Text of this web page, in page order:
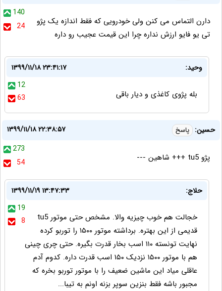
140
24
دارن التماس می کنن ولی خودرویی که فقط اندازه یک پژو
تی یو فایو ارزش نداره چرا این قیمت عجیب رو داره
وحید:
۱۳۹۹/۱۱/۱۸ ۲۳:۴۱:۱۷
12
63
بله پژوی کاغذی و دیار باقی
حسین: پاسخ
۱۳۹۹/۱۱/۱۸ ۲۲:۳۸:۵۷
273
54
پژو tu5 +++ شاهین ---
حلاج:
۱۳۹۹/۱۱/۱۹ ۱۳:۴۷:۳۳
19
8
خجالت هم خوب چیزیه والا. مشخص حتی موتور tu5
قدیمی از این بهتره. برداشته موتور ۱۵۰۰ را توربو کرده
نهایت تونسته ۱۱۰ اسب بخار قدرت بگیره. حتی چری چینی
هم با موتور ۱۵۰۰ نزدیک ۱۵۰ اسب قدرت داره. کدوم آدم
عاقلی میاد این ماشین ضعیف را با موتور توربو بخره که
مجبور باشه فقط بنزین سوپر بزنه اونم به تیبا...